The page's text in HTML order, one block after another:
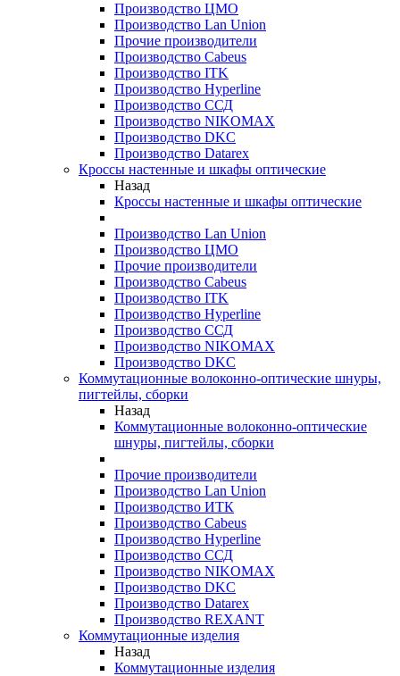
Производство ЦМО
Производство Lan Union
Прочие производители
Производство Cabeus
Производство ITK
Производство Hyperline
Производство ССД
Производство NIKOMAX
Производство DKC
Производство Datarex
Кроссы настенные и шкафы оптические
Назад
Кроссы настенные и шкафы оптические
Производство Lan Union
Производство ЦМО
Прочие производители
Производство Cabeus
Производство ITK
Производство Hyperline
Производство ССД
Производство NIKOMAX
Производство DKC
Коммутационные волоконно-оптические шнуры,
пигтейлы, сборки
Назад
Коммутационные волоконно-оптические
шнуры, пигтейлы, сборки
Прочие производители
Производство Lan Union
Производство ИТК
Производство Cabeus
Производство Hyperline
Производство ССД
Производство NIKOMAX
Производство DKC
Производство Datarex
Производство REXANT
Коммутационные изделия
Назад
Коммутационные изделия